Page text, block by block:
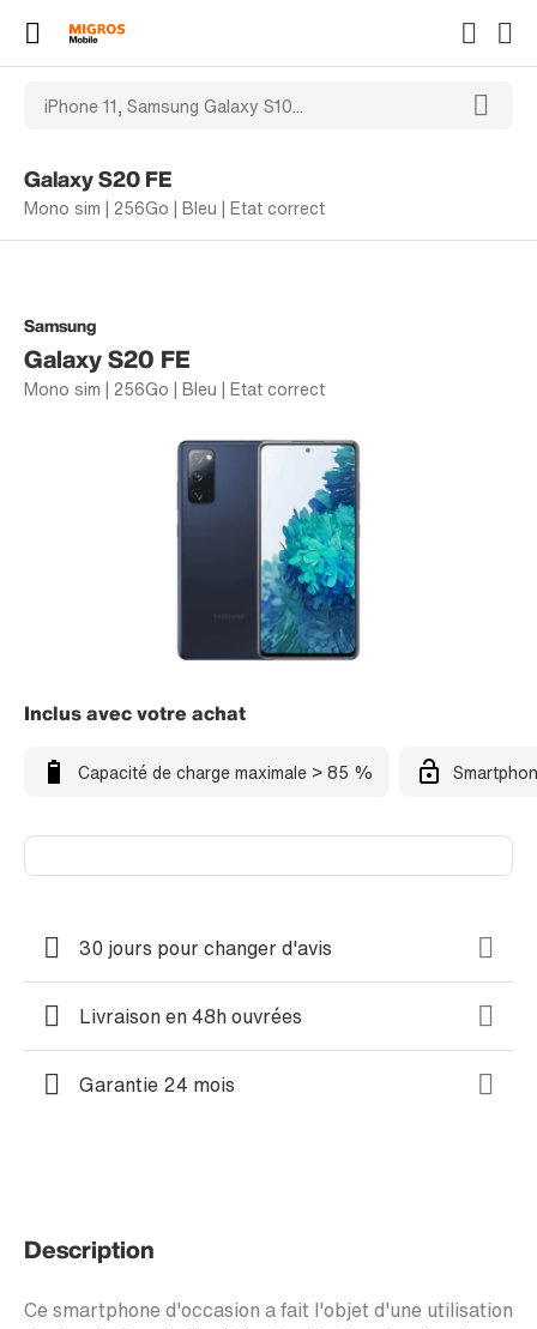
Galaxy S20 FE
Mono sim | 256Go | Bleu | Etat correct
Samsung
Galaxy S20 FE
Mono sim | 256Go | Bleu | Etat correct
Inclus avec votre achat
Capacité de charge maximale > 85 %
30 jours pour changer d'avis
Livraison en 48h ouvrées
Garantie 24 mois
Description
Ce smartphone d'occasion a fait l'objet d'une utilisation